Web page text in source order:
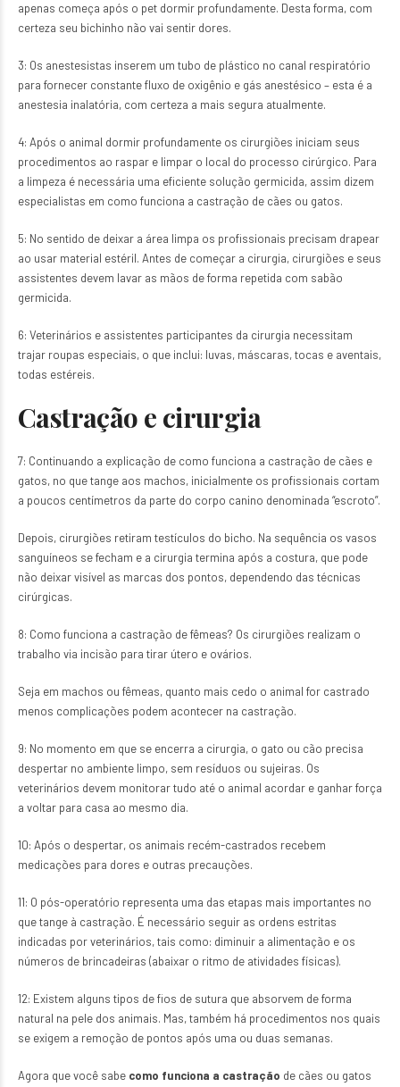
apenas começa após o pet dormir profundamente. Desta forma, com
certeza seu bichinho não vai sentir dores.
3: Os anestesistas inserem um tubo de plástico no canal respiratório
para fornecer constante fluxo de oxigênio e gás anestésico – esta é a
anestesia inalatória, com certeza a mais segura atualmente.
4: Após o animal dormir profundamente os cirurgiões iniciam seus
procedimentos ao raspar e limpar o local do processo cirúrgico. Para
a limpeza é necessária uma eficiente solução germicida, assim dizem
especialistas em como funciona a castração de cães ou gatos.
5: No sentido de deixar a área limpa os profissionais precisam drapear
ao usar material estéril. Antes de começar a cirurgia, cirurgiões e seus
assistentes devem lavar as mãos de forma repetida com sabão
germicida.
6: Veterinários e assistentes participantes da cirurgia necessitam
trajar roupas especiais, o que inclui: luvas, máscaras, tocas e aventais,
todas estéreis.
Castração e cirurgia
7: Continuando a explicação de como funciona a castração de cães e
gatos, no que tange aos machos, inicialmente os profissionais cortam
a poucos centímetros da parte do corpo canino denominada “escroto”.
Depois, cirurgiões retiram testículos do bicho. Na sequência os vasos
sanguíneos se fecham e a cirurgia termina após a costura, que pode
não deixar visível as marcas dos pontos, dependendo das técnicas
cirúrgicas.
8: Como funciona a castração de fêmeas? Os cirurgiões realizam o
trabalho via incisão para tirar útero e ovários.
Seja em machos ou fêmeas, quanto mais cedo o animal for castrado
menos complicações podem acontecer na castração.
9: No momento em que se encerra a cirurgia, o gato ou cão precisa
despertar no ambiente limpo, sem resíduos ou sujeiras. Os
veterinários devem monitorar tudo até o animal acordar e ganhar força
a voltar para casa ao mesmo dia.
10: Após o despertar, os animais recém-castrados recebem
medicações para dores e outras precauções.
11: O pós-operatório representa uma das etapas mais importantes no
que tange à castração. É necessário seguir as ordens estritas
indicadas por veterinários, tais como: diminuir a alimentação e os
números de brincadeiras (abaixar o ritmo de atividades físicas).
12: Existem alguns tipos de fios de sutura que absorvem de forma
natural na pele dos animais. Mas, também há procedimentos nos quais
se exigem a remoção de pontos após uma ou duas semanas.
Agora que você sabe como funciona a castração de cães ou gatos